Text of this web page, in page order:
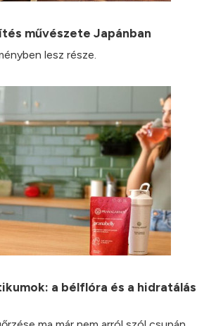
művészete Japánban
lesz része.
a bélflóra és a hidratálás